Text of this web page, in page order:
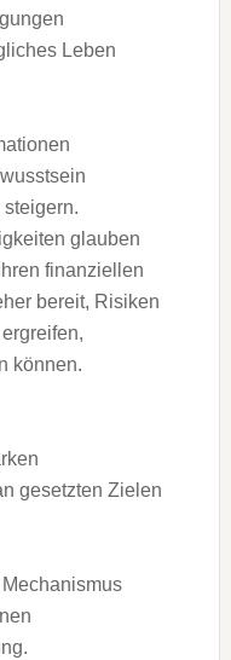
Leben
glauben
finanziellen
bereit, Risiken
können.
gesetzten Zielen